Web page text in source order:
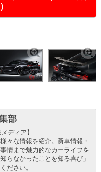
部
ディア】
々な情報を紹介。新車情報・
情まで魅力的なカーライフを
らなかったことを知る喜び」
ださい。